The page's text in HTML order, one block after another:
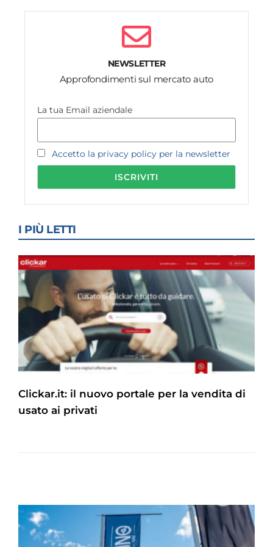
NEWSLETTER
Approfondimenti sul mercato auto
La tua Email aziendale
Accetto la privacy policy per la newsletter
I PIÙ LETTI
Clickar.it: il nuovo portale per la vendita di
usato ai privati